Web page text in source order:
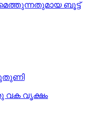
ബൂട്ട്
വക വൃക്ഷം